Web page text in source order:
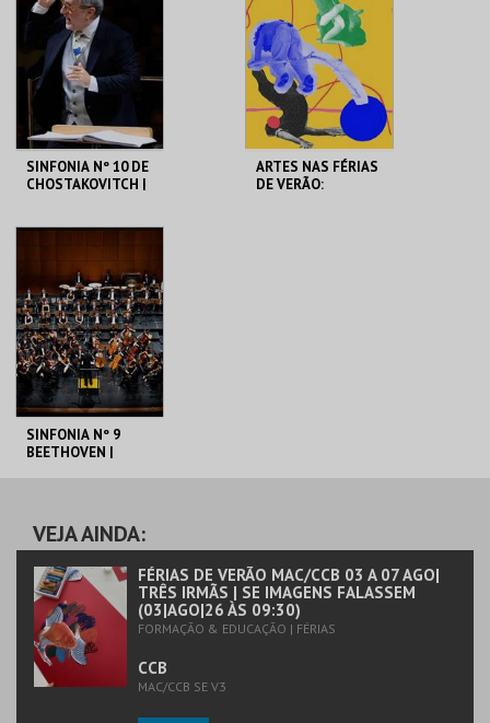
MAIS INFO
COMPRAR
MAIS INFO
COMPRAR
SINFONIA Nº 10 DE
CHOSTAKOVITCH |
MAIS INFO
COMPRAR
ARTES NAS FÉRIAS
DE VERÃO:
SINFONIA Nº 9
BEETHOVEN |
MAIS INFO
COMPRAR
VEJA AINDA:
FÉRIAS DE VERÃO MAC/CCB 03 A 07 AGO|
TRÊS IRMÃS | SE IMAGENS FALASSEM
(03|AGO|26 ÀS 09:30)
FORMAÇÃO & EDUCAÇÃO | FÉRIAS
CCB
MAC/CCB SE V3